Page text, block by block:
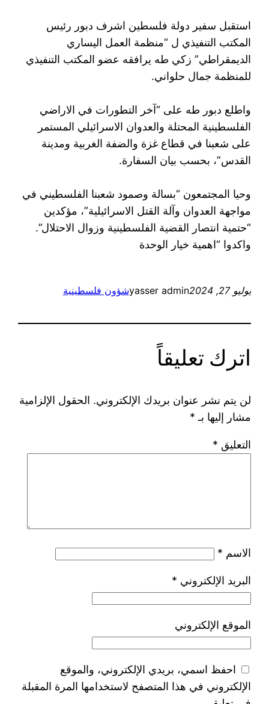
استقبل سفير دولة فلسطين اشرف دبور رئيس
المكتب التنفيذي ل “منظمة العمل اليساري
الديمقراطي” زكي طه يرافقه عضو المكتب التنفيذي
للمنظمة جمال حلواني.
واطلع دبور طه على “آخر التطورات في الاراضي
الفلسطينية المحتلة والعدوان الاسرائيلي المستمر
على شعبنا في قطاع غزة والضفة الغربية ومدينة
القدس”، بحسب بيان السفارة.
وحيا المجتمعون “بسالة وصمود شعبنا الفلسطيني في
مواجهة العدوان وآلة القتل الاسرائيلية”، مؤكدين
“حتمية انتصار القضية الفلسطينية وزوال الاحتلال”.
واكدوا “اهمية خيار الوحدة
يوليو 27, 2024 yasser adminشؤون فلسطينية
اترك تعليقاً
لن يتم نشر عنوان بريدك الإلكتروني. الحقول الإلزامية
مشار إليها بـ *
التعليق *
الاسم *
البريد الإلكتروني *
الموقع الإلكتروني
احفظ اسمي، بريدي الإلكتروني، والموقع
الإلكتروني في هذا المتصفح لاستخدامها المرة المقبلة